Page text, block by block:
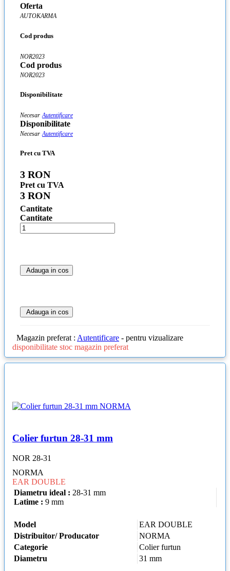
Oferta
AUTOKARMA
Cod produs
NOR2023
Cod produs
NOR2023
Disponibilitate
Necesar Autentificare
Disponibilitate
Necesar Autentificare
Pret cu TVA
3 RON
Pret cu TVA
3 RON
Cantitate
Cantitate
Adauga in cos
Adauga in cos
Magazin preferat : Autentificare - pentru vizualizare
disponibilitate stoc magazin preferat
Colier furtun 28-31 mm
NOR 28-31
NORMA
EAR DOUBLE
Diametru ideal : 28-31 mm
Latime : 9 mm
Model
EAR DOUBLE
Distribuitor/ Producator
NORMA
Categorie
Colier furtun
Diametru
31 mm